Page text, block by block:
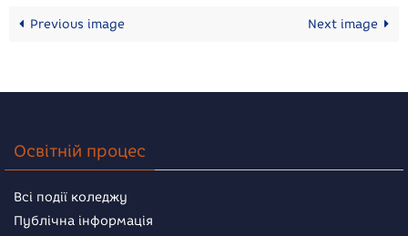
Previous image Next image
Освітній процес
Всі події коледжу
Публічна інформація